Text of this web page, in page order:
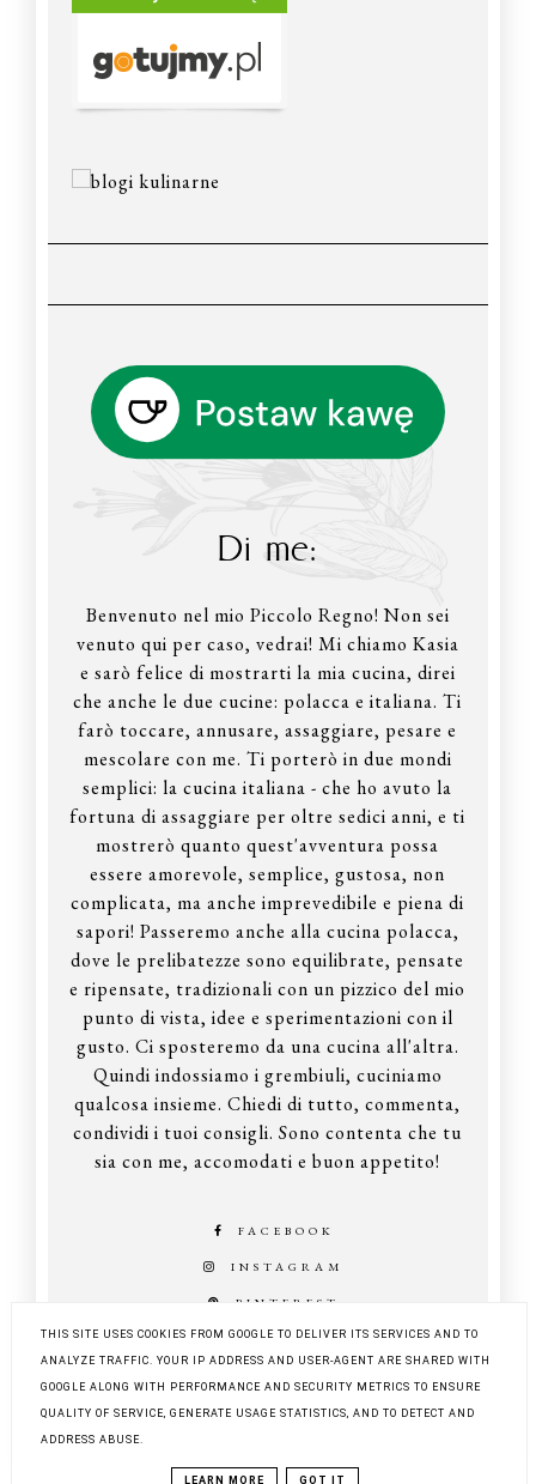
Di me:
Benvenuto nel mio Piccolo Regno! Non sei
venuto qui per caso, vedrai! Mi chiamo Kasia
e sarò felice di mostrarti la mia cucina, direi
che anche le due cucine: polacca e italiana. Ti
farò toccare, annusare, assaggiare, pesare e
mescolare con me. Ti porterò in due mondi
semplici: la cucina italiana - che ho avuto la
fortuna di assaggiare per oltre sedici anni, e ti
mostrerò quanto quest'avventura possa
essere amorevole, semplice, gustosa, non
complicata, ma anche imprevedibile e piena di
sapori! Passeremo anche alla cucina polacca,
dove le prelibatezze sono equilibrate, pensate
e ripensate, tradizionali con un pizzico del mio
punto di vista, idee e sperimentazioni con il
gusto. Ci sposteremo da una cucina all'altra.
Quindi indossiamo i grembiuli, cuciniamo
qualcosa insieme. Chiedi di tutto, commenta,
condividi i tuoi consigli. Sono contenta che tu
sia con me, accomodati e buon appetito!
FACEBOOK
INSTAGRAM
PINTEREST
BLOG DESIGN: KAROGRAFIA.PL
THIS SITE USES COOKIES FROM GOOGLE TO DELIVER ITS SERVICES AND TO
ANALYZE TRAFFIC. YOUR IP ADDRESS AND USER-AGENT ARE SHARED WITH
GOOGLE ALONG WITH PERFORMANCE AND SECURITY METRICS TO ENSURE
QUALITY OF SERVICE, GENERATE USAGE STATISTICS, AND TO DETECT AND
ADDRESS ABUSE.
LEARN MORE GOT IT